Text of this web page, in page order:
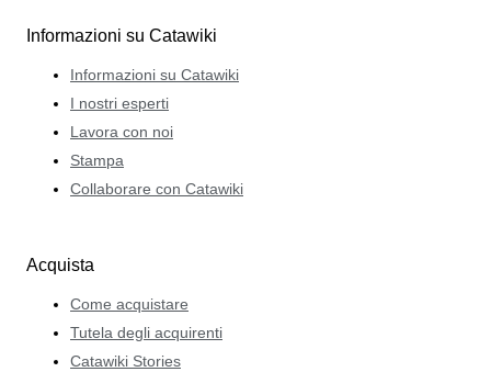
Informazioni su Catawiki
Informazioni su Catawiki
I nostri esperti
Lavora con noi
Stampa
Collaborare con Catawiki
Acquista
Come acquistare
Tutela degli acquirenti
Catawiki Stories